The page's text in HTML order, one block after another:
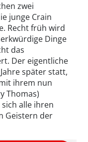
zwei
junge Crain
Recht früh wird
Dinge
das
Der eigentliche
später statt,
ihrem nun
Thomas)
alle ihren
Geistern der